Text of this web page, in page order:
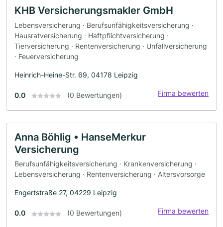
KHB Versicherungsmakler GmbH
Lebensversicherung · Berufsunfähigkeitsversicherung ·
Hausratversicherung · Haftpflichtversicherung ·
Tierversicherung · Rentenversicherung · Unfallversicherung
· Feuerversicherung
Heinrich-Heine-Str. 69, 04178 Leipzig
0.0 (0 Bewertungen) Firma bewerten
Anna Böhlig • HanseMerkur
Versicherung
Berufsunfähigkeitsversicherung · Krankenversicherung ·
Lebensversicherung · Rentenversicherung · Altersvorsorge
Engertstraße 27, 04229 Leipzig
0.0 (0 Bewertungen) Firma bewerten